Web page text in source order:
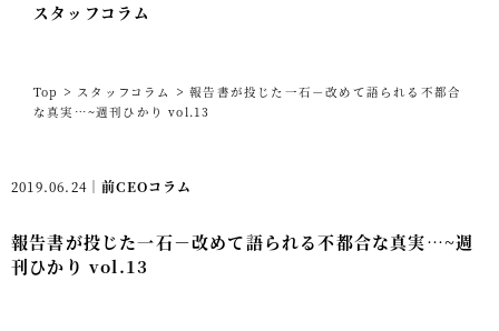
ひかり税理士法人について
サービス
スタッフ紹介
出版物
スタッフコラム
Top > スタッフコラム >報告書が投じた一石－改めて語られる不都合
な真実…~週刊ひかり vol.13
2019.06.24｜前CEOコラム
報告書が投じた一石－改めて語られる不都合な真実…~週
刊ひかり vol.13